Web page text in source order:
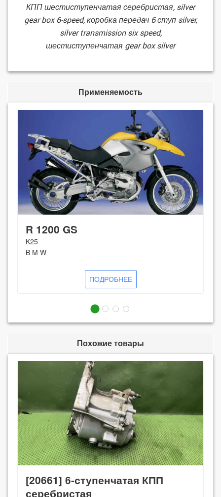
КПП шестиступенчатая серебристая, silver
gear box 6-speed, коробка передач 6 ступ silver,
silver transmission six speed,
шестиступенчатая gear box silver
Применяемость
R 1200 GS
K25
B M W
ПОДРОБНЕЕ
Похожие товары
[20661] 6-ступенчатая КПП
серебристая